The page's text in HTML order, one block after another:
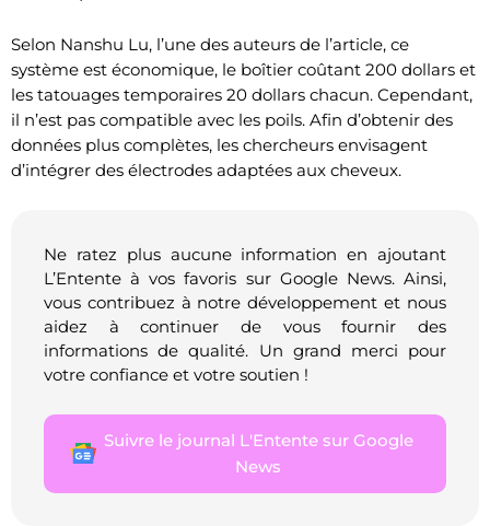
Selon Nanshu Lu, l’une des auteurs de l’article, ce
système est économique, le boîtier coûtant 200 dollars et
les tatouages temporaires 20 dollars chacun. Cependant,
il n’est pas compatible avec les poils. Afin d’obtenir des
données plus complètes, les chercheurs envisagent
d’intégrer des électrodes adaptées aux cheveux.
Ne ratez plus aucune information en ajoutant
L’Entente à vos favoris sur Google News. Ainsi,
vous contribuez à notre développement et nous
aidez à continuer de vous fournir des
informations de qualité. Un grand merci pour
votre confiance et votre soutien !
Suivre le journal L'Entente sur Google
News